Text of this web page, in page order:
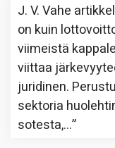
J. V. Vahe
on kuin
viimeistä
viittaa
juridinen.
sektoria
sotesta,…”